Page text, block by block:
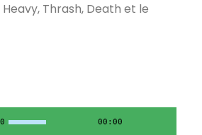
Thrash, Death et le
00:00